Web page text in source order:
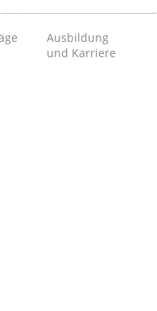
Ausbildung
und Karriere